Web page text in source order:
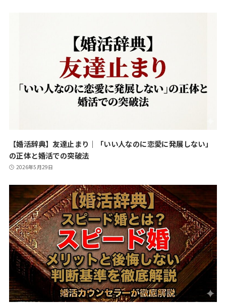
【婚活辞典】友達止まり｜「いい人なのに恋愛に発展しない」
の正体と婚活での突破法
2026年5月29日